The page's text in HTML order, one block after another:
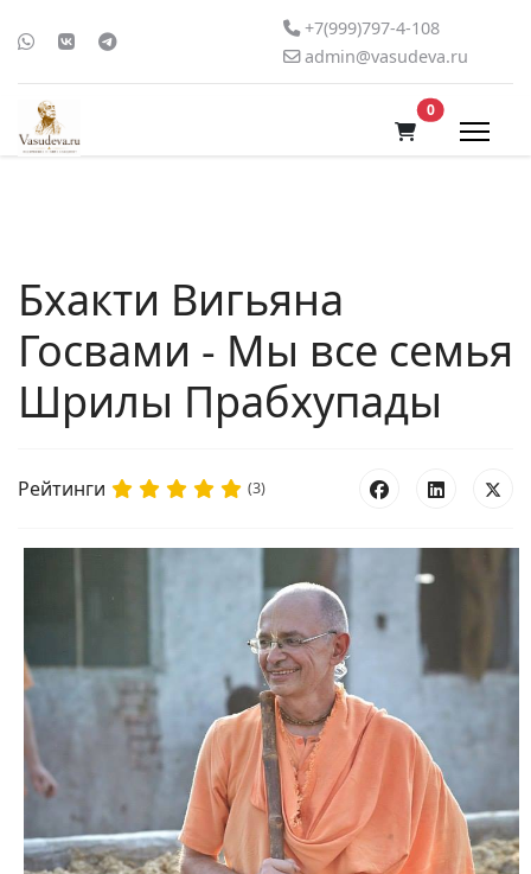
+7(999)797-4-108
admin@vasudeva.ru
0В корзину
Бхакти Вигьяна
Госвами - Мы все семья
Шрилы Прабхупады
Рейтинги (3)